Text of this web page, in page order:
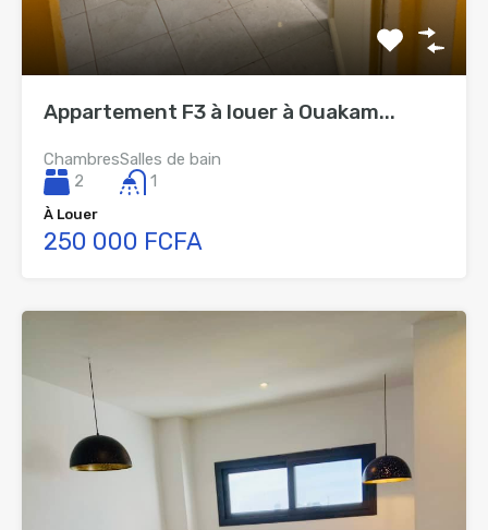
Appartement F3 à louer à Ouakam...
Chambres
2
Salles de bain
1
À Louer
250 000 FCFA